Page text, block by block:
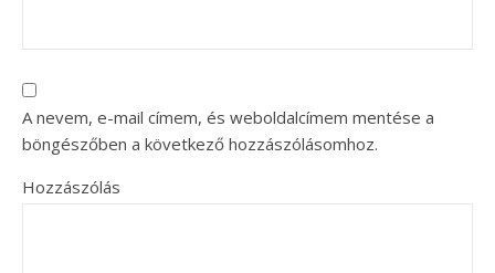
A nevem, e-mail címem, és weboldalcímem mentése a
böngészőben a következő hozzászólásomhoz.
Hozzászólás